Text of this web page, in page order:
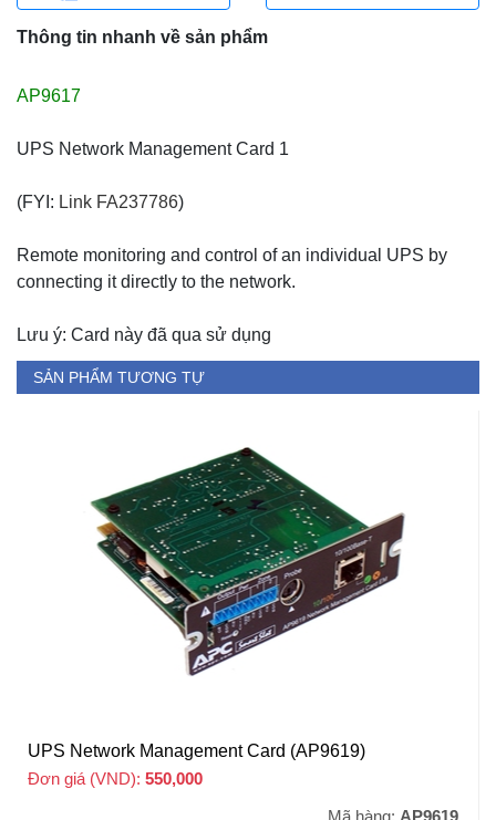
Thông tin nhanh về sản phẩm
AP9617
UPS Network Management Card 1
(FYI: Link FA237786)
Remote monitoring and control of an individual UPS by
connecting it directly to the network.
Lưu ý: Card này đã qua sử dụng
SẢN PHẨM TƯƠNG TỰ
UPS Network Management Card (AP9619)
Đơn giá (VND): 550,000
Mã hàng: AP9619